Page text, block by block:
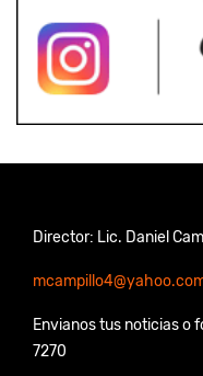
Director: Lic. Daniel
Envianos tus noticias o
7270